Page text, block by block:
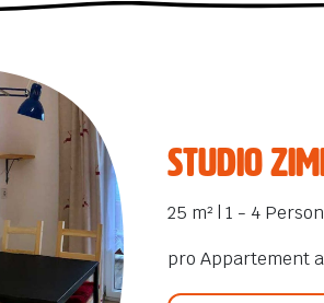
Studio
25 m² | 1 - 4
pro Appartement